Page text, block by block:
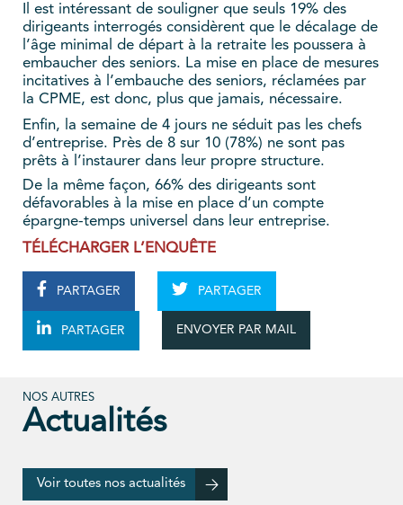
Il est intéressant de souligner que seuls 19% des
dirigeants interrogés considèrent que le décalage de
l’âge minimal de départ à la retraite les poussera à
embaucher des seniors. La mise en place de mesures
incitatives à l’embauche des seniors, réclamées par
la CPME, est donc, plus que jamais, nécessaire.
Enfin, la semaine de 4 jours ne séduit pas les chefs
d’entreprise. Près de 8 sur 10 (78%) ne sont pas
prêts à l’instaurer dans leur propre structure.
De la même façon, 66% des dirigeants sont
défavorables à la mise en place d’un compte
épargne-temps universel dans leur entreprise.
TÉLÉCHARGER L’ENQUÊTE
PARTAGER PARTAGER
PARTAGER ENVOYER PAR MAIL
NOS AUTRES
Actualités
Voir toutes nos actualités